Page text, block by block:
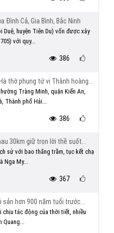
Đình Cả, Gia Bình, Bắc Ninh
Duệ, huyện Tiên Du) vốn được xây
với quy...
386
thờ phụng tứ vị Thành hoàng...
Tràng Minh, quận Kiến An,
Thành phố Hải...
386
30km giữ trọn lời thề suốt...
sử với bao thăng trầm, tục kết chạ
Nga My...
367
sản hơn 900 năm tuổi trước...
chịu tác động của thời tiết, nhiều
Quang...